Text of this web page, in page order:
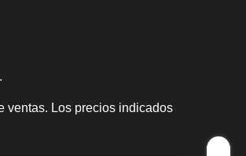
ventas. Los precios indicados